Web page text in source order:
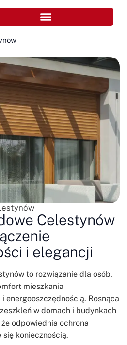
Celestynów
i elegancji
to rozwiązanie dla osób,
mieszkania
energooszczędnością. Rosnąca
w domach i budynkach
odpowiednia ochrona
się koniecznością.